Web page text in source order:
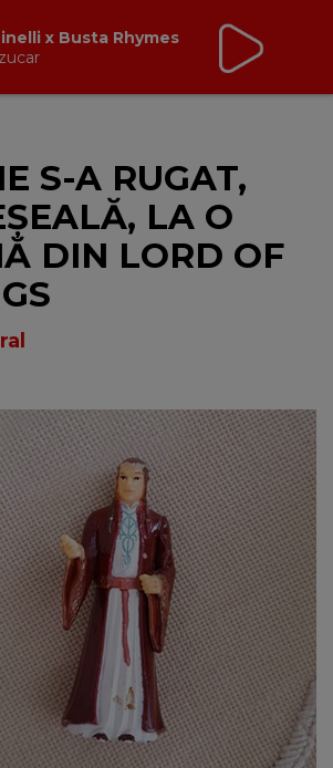
Radio Music de
- 12:00
S-A RUGAT,
LA O
DIN LORD OF